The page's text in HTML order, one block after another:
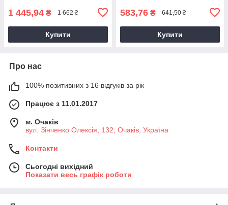
1 445,94 ₴ 1 662 ₴
Купити
583,76 ₴ 641,50 ₴
Купити
Про нас
100% позитивних з 16 відгуків за рік
Працює з 11.01.2017
м. Очаків
вул. Зінченко Олексія, 132, Очаків, Україна
Контакти
Сьогодні вихідний
Показати весь графік роботи